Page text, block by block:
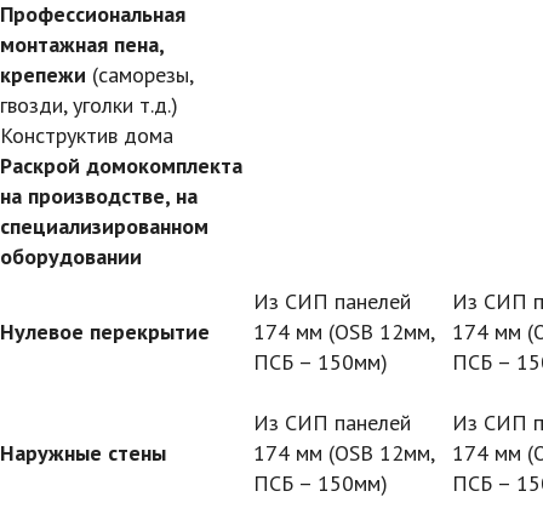
Профессиональная
монтажная пена,
крепежи (саморезы,
гвозди, уголки т.д.)
Конструктив дома
Раскрой домокомплекта
на производстве, на
специализированном
оборудовании
Нулевое перекрытие
Из СИП панелей
174 мм (OSB 12мм,
ПСБ – 150мм)
Из СИП
174 мм
ПСБ –
Наружные стены
Из СИП панелей
174 мм (OSB 12мм,
ПСБ – 150мм)
Из СИП
174 мм
ПСБ –